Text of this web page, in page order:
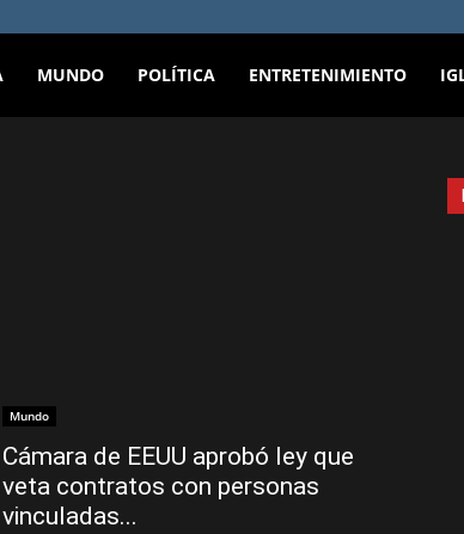
MUNDO POLÍTICA ENTRETENIMIENTO
Mundo
Cámara de EEUU aprobó ley que
veta contratos con personas
vinculadas...